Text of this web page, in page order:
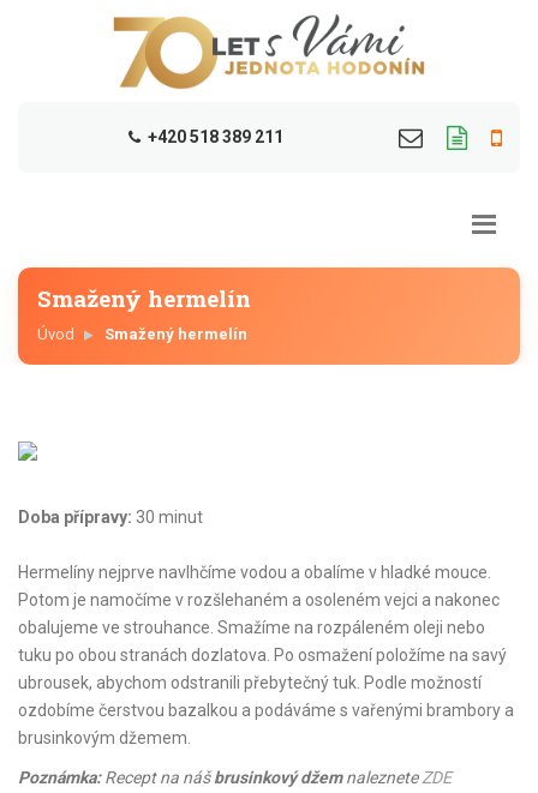
+420 518 389 211
Smažený hermelín
Úvod Smažený hermelín
Doba přípravy: 30 minut
Hermelíny nejprve navlhčíme vodou a obalíme v hladké mouce.
Potom je namočíme v rozšlehaném a osoleném vejci a nakonec
obalujeme ve strouhance. Smažíme na rozpáleném oleji nebo
tuku po obou stranách dozlatova. Po osmažení položíme na savý
ubrousek, abychom odstranili přebytečný tuk. Podle možností
ozdobíme čerstvou bazalkou a podáváme s vařenými brambory a
brusinkovým džemem.
Poznámka:Recept na nášbrusinkový džemnalezneteZDE